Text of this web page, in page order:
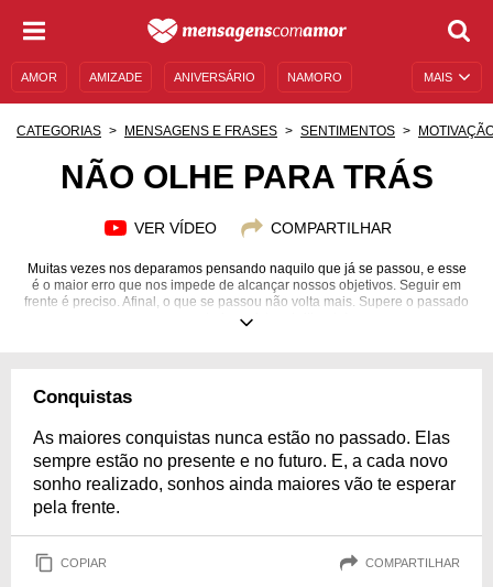
MAIS
AMOR AMIZADE ANIVERSÁRIO NAMORO
UNIVERSO FEMININO
CATEGORIAS MENSAGENS E FRASES SENTIMENTOS
NÃO OLHE PARA TRÁS
VER VÍDEO COMPARTILHAR
Muitas vezes nos deparamos pensando naquilo que já se passou, e esse
é o maior erro que nos impede de alcançar nossos objetivos. Seguir em
frente é preciso. Afinal, o que se passou não volta mais. Supere o passado
para construir um futuro brilhante!
Conquistas
As maiores conquistas nunca estão no passado. Elas
sempre estão no presente e no futuro. E, a cada novo
sonho realizado, sonhos ainda maiores vão te esperar
pela frente.
COPIAR COMPARTILHAR